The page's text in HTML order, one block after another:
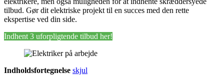
tilbud. Gør dit elektriske projekt til en succes med den rette
ekspertise ved din side.
Indhent 3 uforpligtende tilbud her!
Indholdsfortegnelse skjul